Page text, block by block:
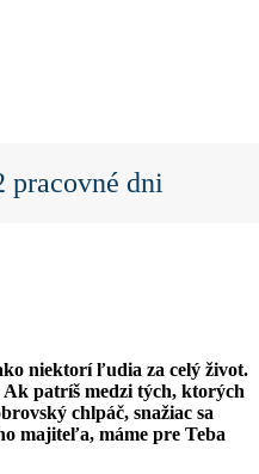
pracovné dni
niektorí ľudia za celý život.
patríš medzi tých, ktorých
chlpáč, snažiac sa
majiteľa, máme pre Teba